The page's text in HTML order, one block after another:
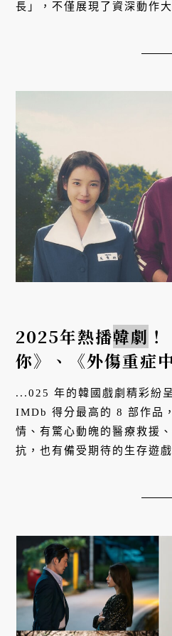
長」，不僅展現了資深動作
2025年熱播韓劇
你》、《外傷重症
英雄》等8部話題
...025 年的韓國戲劇精彩紛
IMDb 得分最高的 8 部作品
情、有驚心動魄的醫療救援
抗，也有備受期待的生存遊